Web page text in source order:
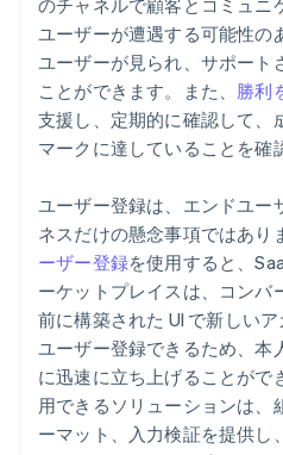
のチャネルで顧客とコミュニ
ユーザーが遭遇する可能性の
ユーザーが見られ、サポート
ことができます。また、 勝利
支援し、定期的に確認して、
マークに達していることを確
ユーザー登録は、エンドユー
ネスだけの懸念事項ではあり
ーザー登録を使用すると、
ーケットプレイスは、コンバ
前に構築された UI で新しい
ユーザー登録できるため、本
に迅速に立ち上げることがで
用できるソリューションは、
ーマット、入力検証を提供し